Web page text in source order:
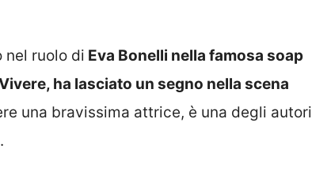
nel ruolo di Eva Bonelli nella famosa soap
ha lasciato un segno nella scena
una bravissima attrice, è una degli autori